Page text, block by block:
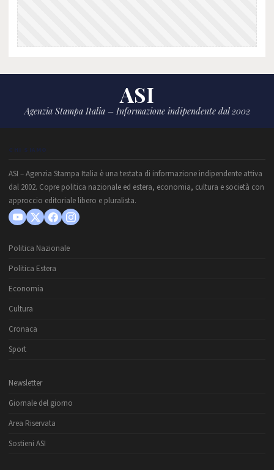
ASI
Agenzia Stampa Italia – Informazione indipendente dal 2002
CHI SIAMO
ASI – Agenzia Stampa Italia è una testata di informazione indipendente attiva
dal 2002. Copre politica nazionale ed estera, economia, cultura e società con
approccio editoriale libero e pluralista.
Politica Nazionale
Politica Estera
Economia
Cultura
Cronaca
Sport
Newsletter
Giornale del giorno
Area Riservata
Sostieni ASI